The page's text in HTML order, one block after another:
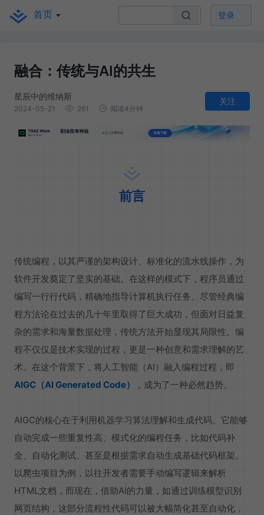
首页 登录
融合：传统与AI的共生
星辰中的维纳斯
2024-05-21 261 阅读4分钟
关注
前言
传统编程，以其严谨的架构设计、标准化的流水线操作，为
软件开发奠定了坚实的基础。在这样的模式下，程序员通过
编写一行行代码，精确地指导计算机执行任务。尽管经典编
程方法论在过去的几十年里取得了巨大成功，但面对日益复
杂的需求和海量数据处理，传统方法开始显现其局限性。编
程不仅仅是技术实现的过程，更是一种创意和需求理解的艺
术。在这个背景下，将人工智能（AI）融入编程过程，即
AIGC（AI Generated Code）
，成为了一种必然趋势。
AIGC的核心在于利用机器学习算法理解和生成代码。它能够
自动完成一些重复性高、模式化的编程任务，比如代码补
全、自动化测试、甚至是根据需求自动生成基础代码框架。
以爬虫项目为例，以往开发者需要手动编写逻辑来解析
HTML文档，而现在，借助AI的力量，如通过训练模型识别
网页结构，这部分流程性代码可以被大幅简化甚至自动化，